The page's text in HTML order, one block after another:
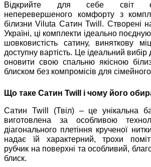
Відкрийте для себе світ
неперевершеного комфорту з
білизни Viluta Сатин Twill. Створені
Україні, ці комплекти ідеально
шовковистість сатину, виняткову
доступну вартість. Це ідеальний вибір
оновити свою спальню якісною
блиском без компромісів для
Що таке Сатин Twill і чому його
Сатин Twill (Твіл) – це унікальна
виготовлена за особливою
діагонального плетіння крученої
надає їй характерний, трохи
рубчик на поверхні та особливий,
блиск.